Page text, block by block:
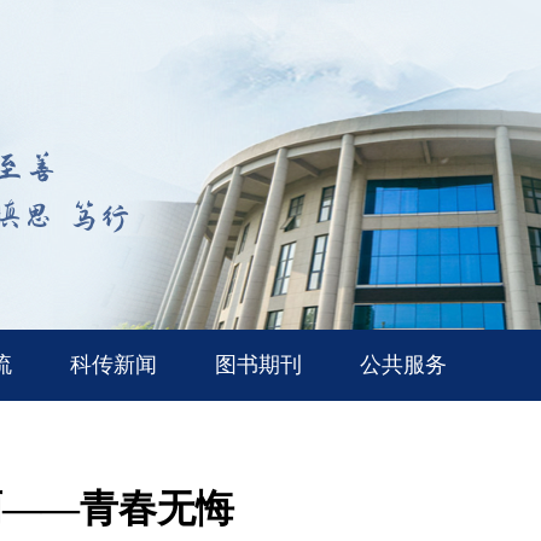
科传新闻 图书期刊 公共服务
——青春无悔